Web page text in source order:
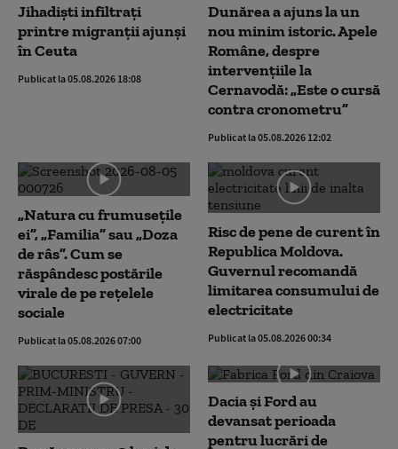
Jihadiști infiltrați
printre migranții ajunși
în Ceuta
Publicat la 05.08.2026 18:08
Dunărea a ajuns la un
nou minim istoric. Apele
Române, despre
intervențiile la
Cernavodă: „Este o cursă
contra cronometru”
Publicat la 05.08.2026 12:02
„Natura cu frumusețile
ei”, „Familia” sau „Doza
de râs”. Cum se
răspândesc postările
virale de pe rețelele
sociale
Publicat la 05.08.2026 07:00
Risc de pene de curent în
Republica Moldova.
Guvernul recomandă
limitarea consumului de
electricitate
Publicat la 05.08.2026 00:34
Dacia și Ford au
devansat perioada
pentru lucrări de